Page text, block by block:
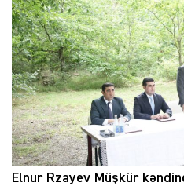
Elnur Rzayev Müşkür